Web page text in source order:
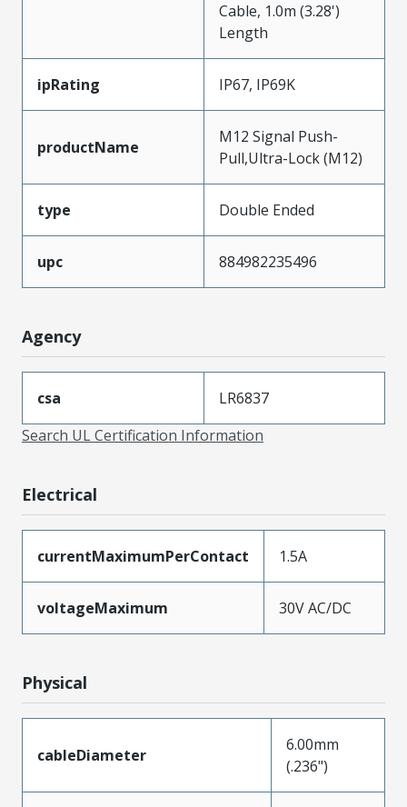
Cable, 1.0m (3.28')
Length
ipRating IP67, IP69K
productName
M12 Signal Push-
Pull,Ultra-Lock (M12)
type Double Ended
upc 884982235496
Agency
csa
LR6837
Search UL Certification Information
Electrical
currentMaximumPerContact 1.5A
voltageMaximum 30V AC/DC
Physical
cableDiameter
6.00mm
(.236")